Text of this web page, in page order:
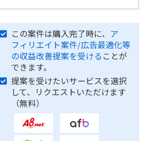
この案件は購入完了時に、 ア
フィリエイト案件/広告最適化等
の収益改善提案を受ける ことが
できます。
提案を受けたいサービスを選択
して、リクエストいただけます
（無料）